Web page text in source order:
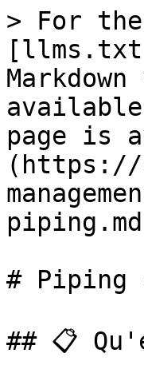
> For
page is
(https://
# Piping
## 📋